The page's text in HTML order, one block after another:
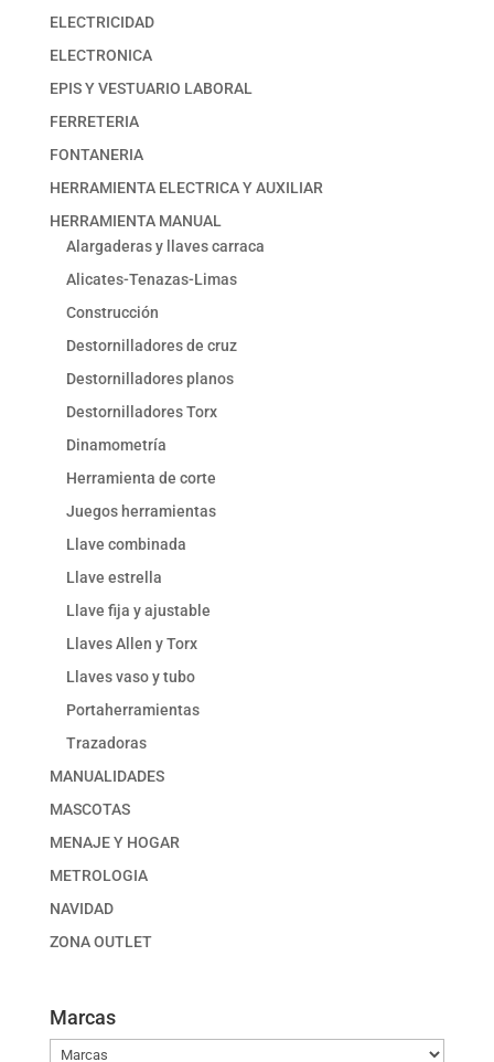
ELECTRICIDAD
ELECTRONICA
EPIS Y VESTUARIO LABORAL
FERRETERIA
FONTANERIA
HERRAMIENTA ELECTRICA Y AUXILIAR
HERRAMIENTA MANUAL
Alargaderas y llaves carraca
Alicates-Tenazas-Limas
Construcción
Destornilladores de cruz
Destornilladores planos
Destornilladores Torx
Dinamometría
Herramienta de corte
Juegos herramientas
Llave combinada
Llave estrella
Llave fija y ajustable
Llaves Allen y Torx
Llaves vaso y tubo
Portaherramientas
Trazadoras
MANUALIDADES
MASCOTAS
MENAJE Y HOGAR
METROLOGIA
NAVIDAD
ZONA OUTLET
Marcas